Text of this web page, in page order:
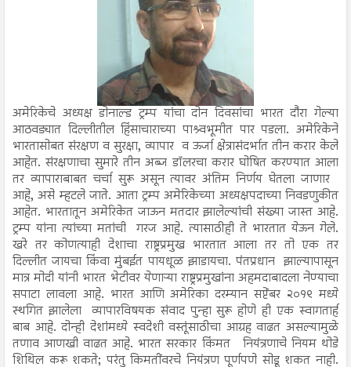
अमेरिकेचे अध्यक्ष डोनाल्ड ट्रम्प यांचा दोन दिवसांचा भारत दौरा गेल्या
आठवड्यात दिल्लीतील हिंसाचाराच्या पाश्र्वभूमीत पार पडला. अमेरिकेने
भारतासोबत संरक्षण व सुरक्षा, व्यापार व ऊर्जा क्षेत्रासंदर्भात तीन करार केले
आहेत. संरक्षणाचा सुमारे तीन अब्ज डॉलरचा करार घोषित करण्यात आला
तर व्यापाराबाबत चर्चा सुरू असून त्यावर अंतिम निर्णय घेतला जाणार
आहे, असे म्हटले जाते. आता ट्रम्प अमेरिकेच्या अध्यक्षपदाच्या निवडणुकीत
आहेत. भारतातून अमेरिकेत जाऊन मतदार झालेल्यांची संख्या जास्त आहे.
ट्रम्प यांना त्यांच्या मतांची गरज आहे. त्यासाठीही ते भारतात येऊन गेले.
खरे तर कोणत्याही देशाचा राष्ट्रप्रमुख भारतात आला तर तो एक तर
दिल्लीत जायचा किंवा मुंबईत पायधूळ झाडायचा. पंतप्रधान झाल्यापासून
मात्र मोदी यांनी भारत भेटीवर येणाऱ्या राष्ट्रप्रमुखांना अहमदाबादला नेण्याचा
सपाटा लावला आहे. भारत आणि अमेरिका दरम्यान सप्टेंबर २०१९ मध्ये
स्थगित झालेला व्यापारविषयक संवाद पुन्हा सुरू होणे ही एक स्वागतार्ह
बाब आहे. दोन्ही देशांमध्ये स्वदेशी वस्तूंसाठीचा आग्रह वाढत असल्यामुळे
तणाव आणखी वाढत आहे. भारत सरकार किंमत नियंत्रणाचे नियम थोडे
शिथिल करू शकते; परंतु किमतींवरचे नियंत्रण पूर्णपणे सोडू शकत नाही.